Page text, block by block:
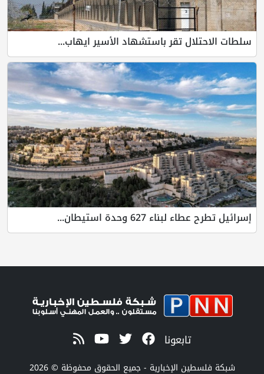
سلطات الاحتلال تقر باستشهاد الأسير ايهاب...
إسرائيل تطرح عطاء لبناء 627 وحدة استيطان...
تابعونا
شبكة فلسطين الإخبارية - جميع الحقوق محفوظة © 2026